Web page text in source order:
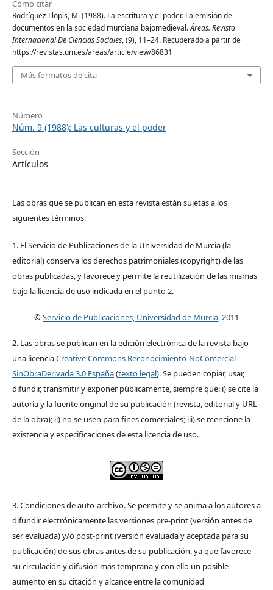
Cómo citar
Rodríguez Llopis, M. (1988). La escritura y el poder. La emisión de
documentos en la sociedad murciana bajomedieval.Áreas. Revista
Internacional De Ciencias Sociales, (9), 11–24. Recuperado a partir de
https://revistas.um.es/areas/article/view/86831
Más formatos de cita
Número
Núm. 9 (1988): Las culturas y el poder
Sección
Artículos
Las obras que se publican en esta revista están sujetas a los
siguientes términos:
1. El Servicio de Publicaciones de la Universidad de Murcia (la
editorial) conserva los derechos patrimoniales (copyright) de las
obras publicadas, y favorece y permite la reutilización de las mismas
bajo la licencia de uso indicada en el punto 2.
©Servicio de Publicaciones, Universidad de Murcia, 2011
2. Las obras se publican en la edición electrónica de la revista bajo
una licenciaCreative Commons Reconocimiento-NoComercial-
SinObraDerivada 3.0 España(texto legal). Se pueden copiar, usar,
difundir, transmitir y exponer públicamente, siempre que: i) se cite la
autoría y la fuente original de su publicación (revista, editorial y URL
de la obra); ii) no se usen para fines comerciales; iii) se mencione la
existencia y especificaciones de esta licencia de uso.
3. Condiciones de auto-archivo. Se permite y se anima a los autores a
difundir electrónicamente las versiones pre-print (versión antes de
ser evaluada) y/o post-print (versión evaluada y aceptada para su
publicación) de sus obras antes de su publicación, ya que favorece
su circulación y difusión más temprana y con ello un posible
aumento en su citación y alcance entre la comunidad